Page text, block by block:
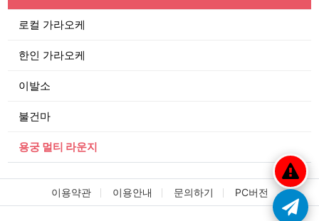
로컬 가라오케
한인 가라오케
이발소
불건마
용궁 멀티 라운지
이용약관 이용안내 문의하기 PC버전